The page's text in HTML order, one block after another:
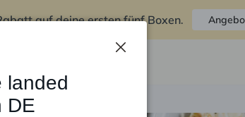
auf deine ersten fünf Boxen.
landed
DE